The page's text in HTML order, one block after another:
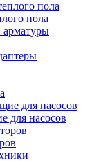
пола
для насосов